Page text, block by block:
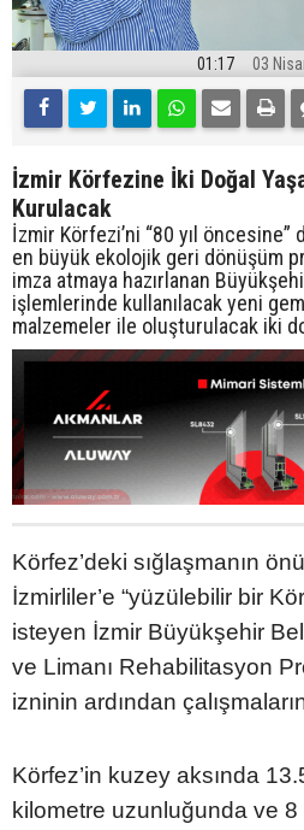
01:17 03
İzmir Körfezine İki Doğal
Kurulacak
İzmir Körfezi’ni “80 yıl öncesine”
en büyük ekolojik geri dönüşüm
imza atmaya hazırlanan
işlemlerinde kullanılacak yeni
malzemeler ile oluşturulacak iki
Körfez’deki sığlaşmanın
İzmirliler’e “yüzülebilir bir
isteyen İzmir Büyükşehir
ve Limanı Rehabilitasyon
izninin ardından
Körfez’in kuzey aksında
kilometre uzunluğunda ve